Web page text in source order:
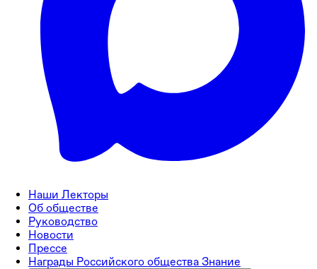
Наши Лекторы
Об обществе
Руководство
Новости
Прессе
Награды Российского общества Знание